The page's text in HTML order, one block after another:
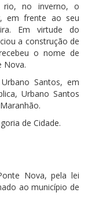
rio, no inverno, o
em frente ao seu
Em virtude do
a construção de
o nome de
Nova.
Santos, em
Urbano Santos
de Cidade.
Nova, pela lei
ao município de